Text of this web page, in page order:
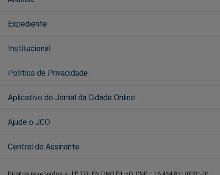
Expediente
Institucional
Política de Privacidade
Aplicativo do Jornal da Cidade Online
Ajude o JCO
Central do Assinante